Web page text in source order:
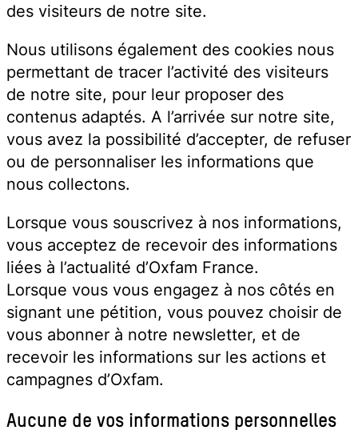
des visiteurs de notre site.
Nous utilisons également des cookies nous
permettant de tracer l’activité des visiteurs
de notre site, pour leur proposer des
contenus adaptés. A l’arrivée sur notre site,
vous avez la possibilité d’accepter, de refuser
ou de personnaliser les informations que
nous collectons.
Lorsque vous souscrivez à nos informations,
vous acceptez de recevoir des informations
liées à l’actualité d’Oxfam France.
Lorsque vous vous engagez à nos côtés en
signant une pétition, vous pouvez choisir de
vous abonner à notre newsletter, et de
recevoir les informations sur les actions et
campagnes d’Oxfam.
Aucune de vos informations personnelles